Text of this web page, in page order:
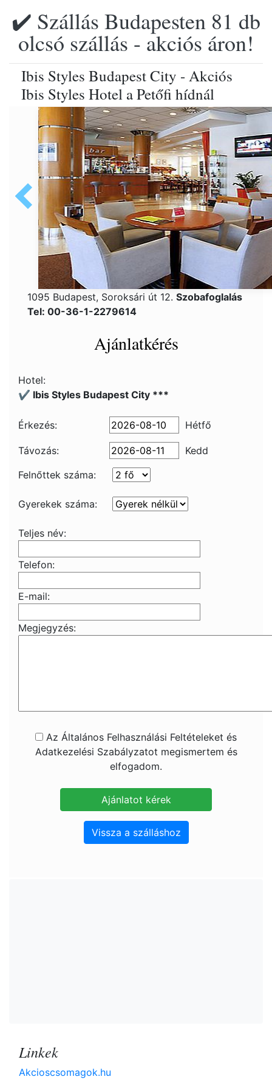
✔️ Szállás Budapesten 81 db
olcsó szállás - akciós áron!
Ibis Styles Budapest City - Akciós
Ibis Styles Hotel a Petőfi hídnál
1095 Budapest, Soroksári út 12. Szobafoglalás
Tel: 00-36-1-2279614
Ajánlatkérés
Hotel:
✔️ Ibis Styles Budapest City ***
Érkezés: Hétfő
Távozás:
Kedd
Felnőttek száma:
Gyerekek száma:
Teljes név:
Telefon:
E-mail:
Megjegyzés:
Az Általános Felhasználási Feltételeket és
Adatkezelési Szabályzatot megismertem és
elfogadom.
Vissza a szálláshoz
Linkek
Akcioscsomagok.hu